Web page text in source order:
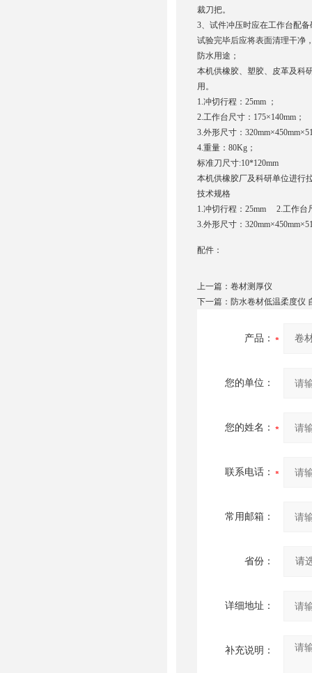
裁刀把。
3、试件冲压时应在工作台配
试验完毕后应将表面清理干净
防水用途；
本机供橡胶、塑胶、皮革及科
用。
1.冲切行程：25mm ；
2.工作台尺寸：175×140mm；
3.外形尺寸：
4.重量：80Kg；
标准刀尺寸:10*120mm
本机供橡胶厂及科研单位进行
技术规格
1.冲切行程：25mm 2.工作台
3.外形尺寸：
配件：
上一篇： 卷材测厚仪
下一篇： 防水卷材低温柔度仪
产品：
您的单位：
您的姓名：
联系电话：
常用邮箱：
省份：
详细地址：
补充说明：